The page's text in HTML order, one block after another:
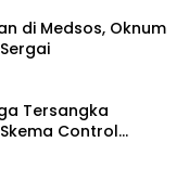
di Medsos, Oknum
Sergai
Tersangka
Control